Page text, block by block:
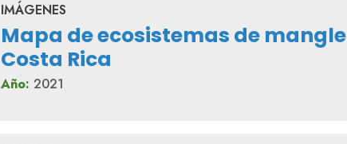
IMÁGENES
Mapa de ecosistemas de mangle
Costa Rica
Año: 2021